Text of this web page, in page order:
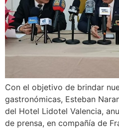
Con el objetivo de brindar
gastronómicas, Esteban
del Hotel Lidotel Valencia,
de prensa, en compañía de